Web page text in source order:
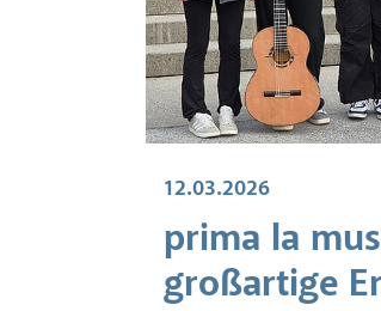
12.03.2026
prima la
großartige